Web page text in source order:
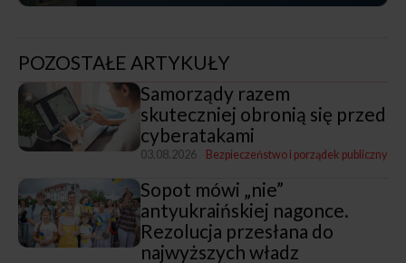
POZOSTAŁE ARTYKUŁY
Samorządy razem
skuteczniej obronią się przed
cyberatakami
03.08.2026 Bezpieczeństwo i porządek publiczny
Sopot mówi „nie”
antyukraińskiej nagonce.
Rezolucja przesłana do
najwyższych władz